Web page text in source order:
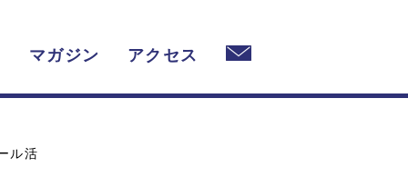
マガジン アクセス
ル活